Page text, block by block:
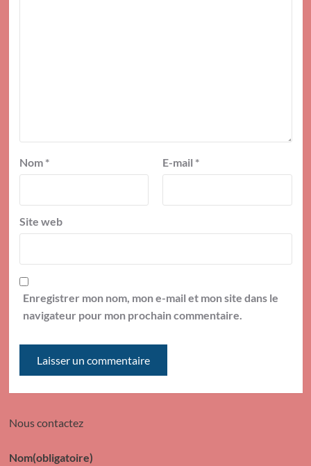
Nom * E-mail *
Site web
Enregistrer mon nom, mon e-mail et mon site dans le
navigateur pour mon prochain commentaire.
Nous contactez
Nom(obligatoire)